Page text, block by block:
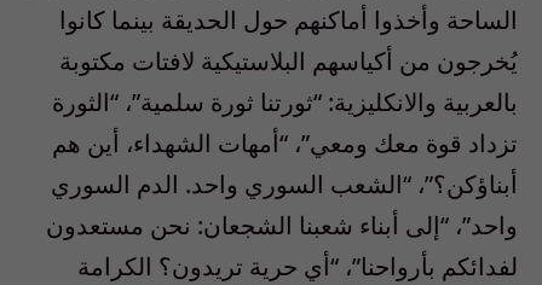
الساحة وأخذوا أماكنهم حول الحديقة بينما كانوا
يُخرجون من أكياسهم البلاستيكية لافتات مكتوبة
بالعربية والانكليزية: “ثورتنا ثورة سلمية”، “الثورة
تزداد قوة معك ومعي”، “أمهات الشهداء، أين هم
أبناؤكن؟”، “الشعب السوري واحد. الدم السوري
واحد”، “إلى أبناء شعبنا الشجعان: نحن مستعدون
لفدائكم بأرواحنا”، “أي حرية تريدون؟ الكرامة